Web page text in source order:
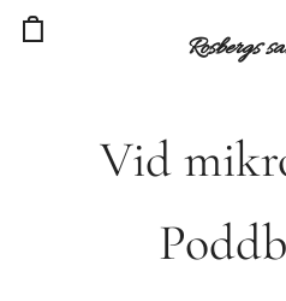
Rosbergs
Vid